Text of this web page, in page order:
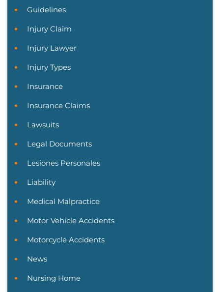
Guidelines
Injury Claim
Injury Lawyer
Injury Types
Insurance
Insurance Claims
Lawsuits
Legal Documents
Lesiones Personales
Liability
Medical Malpractice
Motor Vehicle Accidents
Motorcycle Accidents
News
Nursing Home